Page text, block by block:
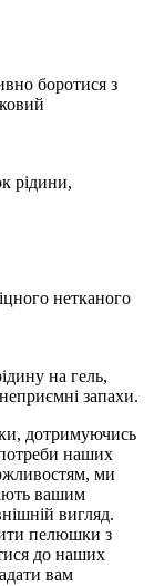
боротися з
рідини,
нетканого
на гель,
запахи.
дотримуючись
наших
ми
вашим
вигляд.
пелюшки з
до наших
вам